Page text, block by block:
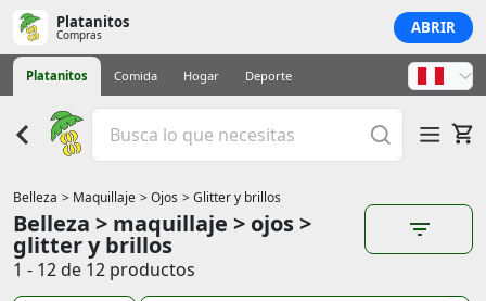
Platanitos
Compras ABRIR
Platanitos Comida Hogar Deporte
Belleza > Maquillaje > Ojos > Glitter y brillos
Belleza > maquillaje > ojos >
glitter y brillos
1 - 12 de 12 productos